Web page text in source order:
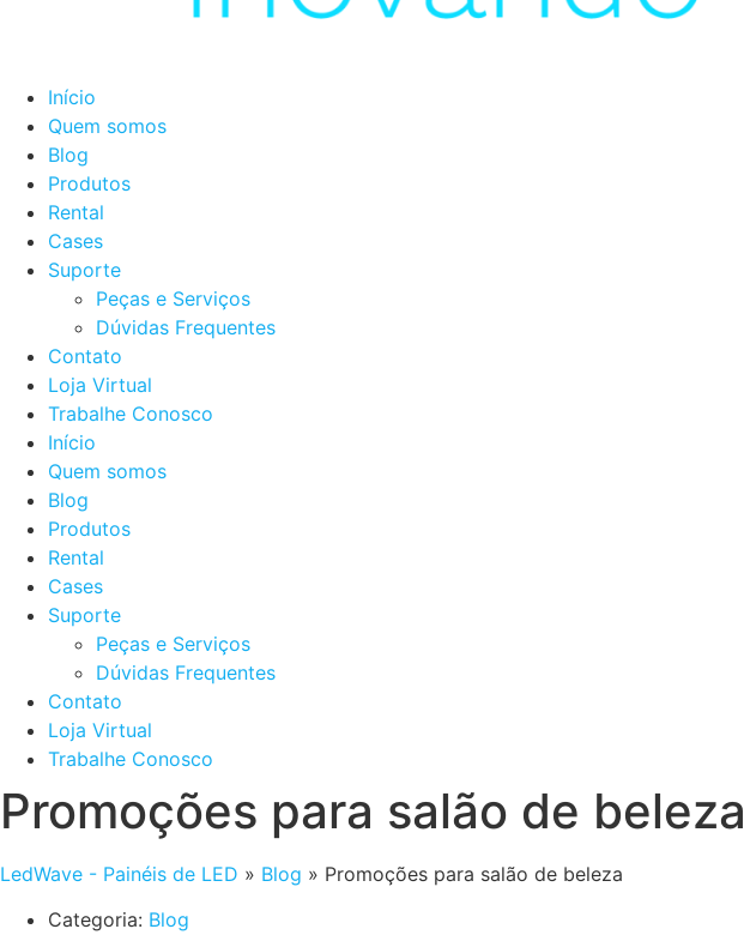
Início
Quem somos
Blog
Produtos
Rental
Cases
Suporte
Peças e Serviços
Dúvidas Frequentes
Contato
Loja Virtual
Trabalhe Conosco
Início
Quem somos
Blog
Produtos
Rental
Cases
Suporte
Peças e Serviços
Dúvidas Frequentes
Contato
Loja Virtual
Trabalhe Conosco
Promoções para salão de beleza
LedWave - Painéis de LED » Blog » Promoções para salão de beleza
Categoria: Blog